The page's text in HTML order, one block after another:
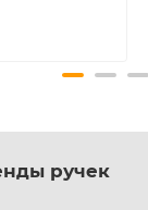
ручек